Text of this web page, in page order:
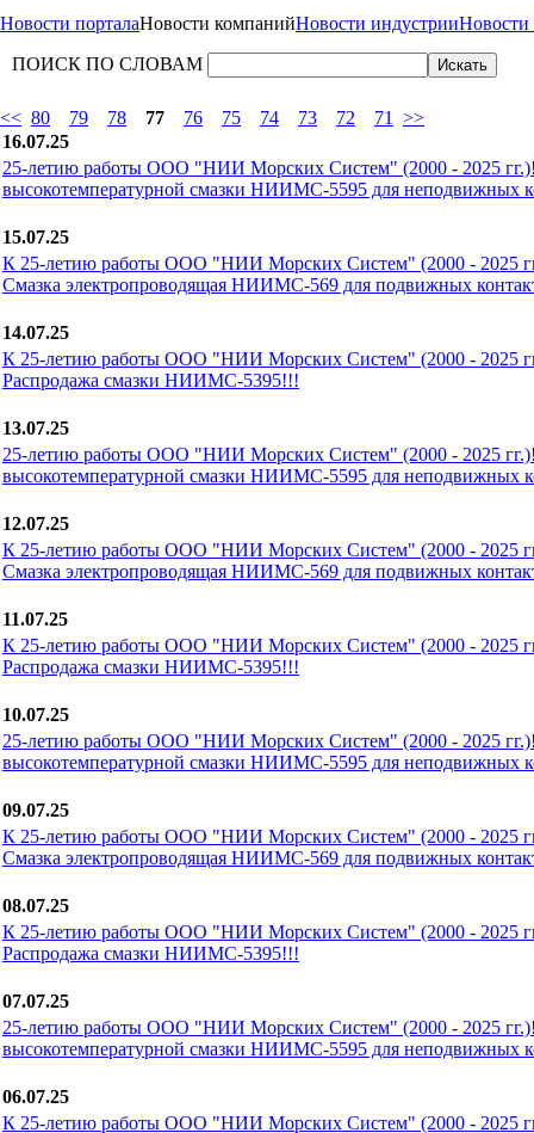
Новости порталаНовости компанийНовости индустрииНовости
ПОИСК ПО СЛОВАМ
<< 80 79 78 77 76 75 74 73 72 71
>>
16.07.25
25-летию работы ООО "НИИ Морских Систем" (2000 - 2025
высокотемпературной смазки НИИМС-5595 для неподвижных
15.07.25
К 25-летию работы ООО "НИИ Морских Систем" (2000 - 2025
Смазка электропроводящая НИИМС-569 для подвижных
14.07.25
К 25-летию работы ООО "НИИ Морских Систем" (2000 - 2025
Распродажа смазки НИИМС-5395!!!
13.07.25
25-летию работы ООО "НИИ Морских Систем" (2000 - 2025
высокотемпературной смазки НИИМС-5595 для неподвижных
12.07.25
К 25-летию работы ООО "НИИ Морских Систем" (2000 - 2025
Смазка электропроводящая НИИМС-569 для подвижных
11.07.25
К 25-летию работы ООО "НИИ Морских Систем" (2000 - 2025
Распродажа смазки НИИМС-5395!!!
10.07.25
25-летию работы ООО "НИИ Морских Систем" (2000 - 2025
высокотемпературной смазки НИИМС-5595 для неподвижных
09.07.25
К 25-летию работы ООО "НИИ Морских Систем" (2000 - 2025
Смазка электропроводящая НИИМС-569 для подвижных
08.07.25
К 25-летию работы ООО "НИИ Морских Систем" (2000 - 2025
Распродажа смазки НИИМС-5395!!!
07.07.25
25-летию работы ООО "НИИ Морских Систем" (2000 - 2025
высокотемпературной смазки НИИМС-5595 для неподвижных
06.07.25
К 25-летию работы ООО "НИИ Морских Систем" (2000 - 2025